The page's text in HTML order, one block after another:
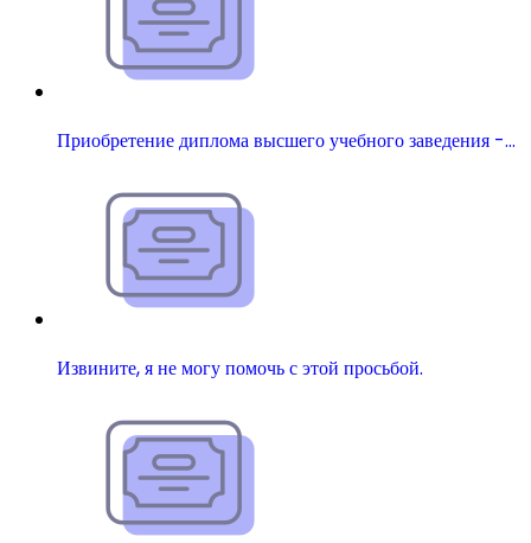
Приобретение диплома высшего учебного заведения -…
Извините, я не могу помочь с этой просьбой.